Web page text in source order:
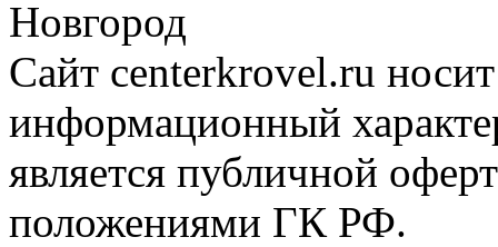
Новгород
Сайт centerkrovel.ru
информационный
является публичной
положениями ГК РФ.